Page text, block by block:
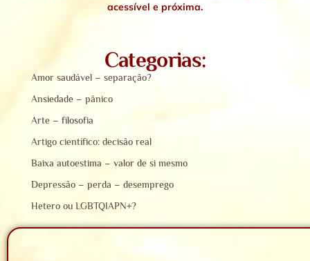
acessível e próxima.
Categorias:
Amor saudável – separação?
Ansiedade – pânico
Arte – filosofia
Artigo científico: decisão real
Baixa autoestima – valor de si mesmo
Depressão – perda – desemprego
Hetero ou LGBTQIAPN+?